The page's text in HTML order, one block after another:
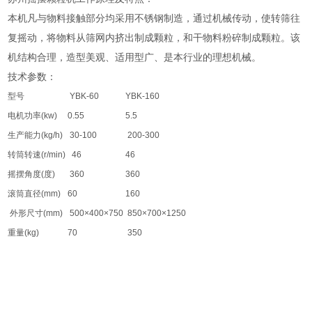
本机凡与物料接触部分均采用不锈钢制造，通过机械传动，使转筛往
复摇动，将物料从筛网内挤出制成颗粒，和干物料粉碎制成颗粒。该
机结构合理，造型美观、适用型广、是本行业的理想机械。
技术参数：
型号 YBK-60
YBK-160
电机功率(kw)
0.55
5.5
生产能力(kg/h)
30-100
200-300
转筒转速(r/min)
46
46
摇摆角度(度)
360
360
滚筒直径(mm)
60
160
外形尺寸(mm)
500×400×750 850×700×1250
重量(kg)
70 350